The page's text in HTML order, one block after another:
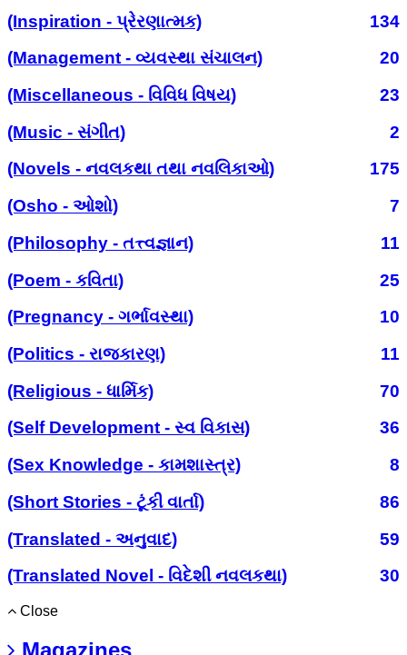
(Inspiration - પ્રેરણાત્મક)
134
(Management - વ્યવસ્થા સંચાલન)
20
(Miscellaneous - વિવિધ વિષય)
23
(Music - સંગીત)
2
(Novels - નવલકથા તથા નવલિકાઓ)
175
(Osho - ઓશો)
7
(Philosophy - તત્ત્વજ્ઞાન)
11
(Poem - કવિતા)
25
(Pregnancy - ગર્ભાવસ્થા)
10
(Politics - રાજકારણ)
11
(Religious - ધાર્મિક)
70
(Self Development - સ્વ વિકાસ)
36
(Sex Knowledge - કામશાસ્ત્ર)
8
(Short Stories - ટૂંકી વાર્તા)
86
(Translated - અનુવાદ)
59
(Translated Novel - વિદેશી નવલકથા)
30
Close
Magazines